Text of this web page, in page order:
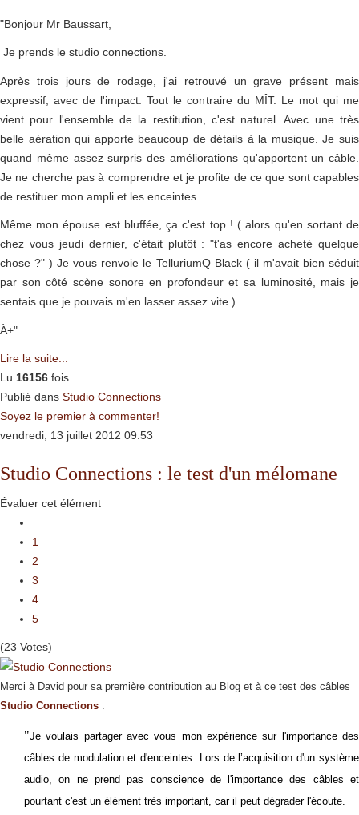
"Bonjour Mr Baussart,
Je prends le studio connections.
Après trois jours de rodage, j'ai retrouvé un grave présent mais
expressif, avec de l'impact. Tout le contraire du MÎT. Le mot qui me
vient pour l'ensemble de la restitution, c'est naturel. Avec une très
belle aération qui apporte beaucoup de détails à la musique. Je suis
quand même assez surpris des améliorations qu'apportent un câble.
Je ne cherche pas à comprendre et je profite de ce que sont capables
de restituer mon ampli et les enceintes.
Même mon épouse est bluffée, ça c'est top ! ( alors qu'en sortant de
chez vous jeudi dernier, c'était plutôt : "t'as encore acheté quelque
chose ?" ) Je vous renvoie le TelluriumQ Black ( il m'avait bien séduit
par son côté scène sonore en profondeur et sa luminosité, mais je
sentais que je pouvais m'en lasser assez vite )
À+"
Lire la suite...
Lu 16156 fois
Publié dans Studio Connections
Soyez le premier à commenter!
vendredi, 13 juillet 2012 09:53
Studio Connections : le test d'un mélomane
Évaluer cet élément
1
2
3
4
5
(23 Votes)
Merci à David pour sa première contribution au Blog et à ce test des câbles
Studio Connections :
"Je voulais partager avec vous mon expérience sur l'importance des
câbles de modulation et d'enceintes.
Lors de l’acquisition d'un système
audio, on ne prend pas conscience de l'importance des câbles et
pourtant c'est un élément très important, car il peut dégrader l'écoute.